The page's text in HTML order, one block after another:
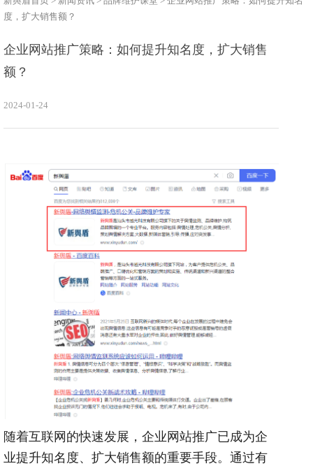
度，扩大销售额？
企业网站推广策略：如何提升知名度，扩大销售
额？
2024-01-24
随着互联网的快速发展，企业网站推广已成为企
业提升知名度、扩大销售额的重要手段。通过有